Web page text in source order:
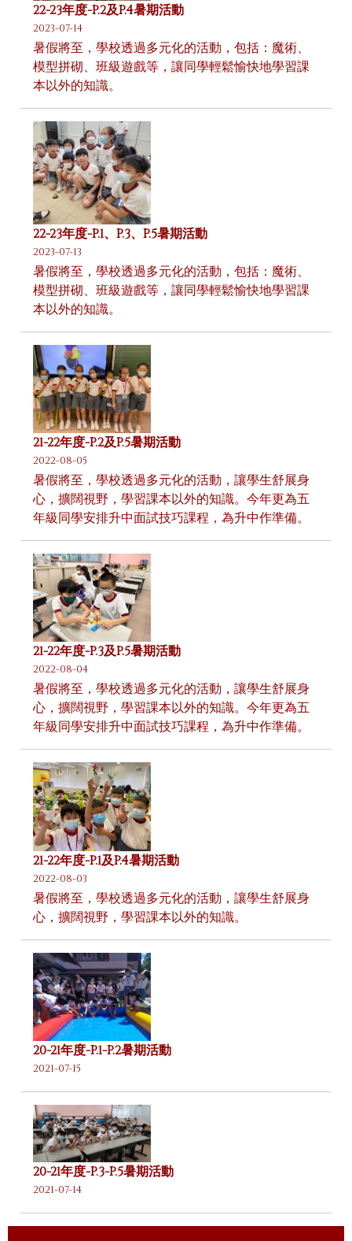
22-23年度-P.2及P.4暑期活動
2023-07-14
暑假將至，學校透過多元化的活動，包括：魔術、
模型拼砌、班級遊戲等，讓同學輕鬆愉快地學習課
本以外的知識。
22-23年度-P.1、P.3、P.5暑期活動
2023-07-13
暑假將至，學校透過多元化的活動，包括：魔術、
模型拼砌、班級遊戲等，讓同學輕鬆愉快地學習課
本以外的知識。
21-22年度-P.2及P.5暑期活動
2022-08-05
暑假將至，學校透過多元化的活動，讓學生舒展身
心，擴闊視野，學習課本以外的知識。今年更為五
年級同學安排升中面試技巧課程，為升中作準備。
21-22年度-P.3及P.5暑期活動
2022-08-04
暑假將至，學校透過多元化的活動，讓學生舒展身
心，擴闊視野，學習課本以外的知識。今年更為五
年級同學安排升中面試技巧課程，為升中作準備。
21-22年度-P.1及P.4暑期活動
2022-08-03
暑假將至，學校透過多元化的活動，讓學生舒展身
心，擴闊視野，學習課本以外的知識。
20-21年度-P.1-P.2暑期活動
2021-07-15
20-21年度-P.3-P.5暑期活動
2021-07-14